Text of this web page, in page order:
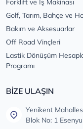
Golf, Tarım, Bahçe ve
Bakım ve Aksesuarlar
Off Road Vinçleri
Lastik Dönüşüm
Programı
BİZE ULAŞIN
Yenikent
Blok No: 1